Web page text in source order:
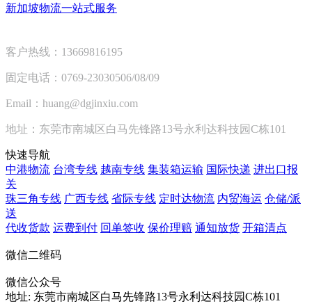
新加坡物流一站式服务
客户热线：13669816195
固定电话：0769-23030506/08/09
Email：huang@dgjinxiu.com
地址：东莞市南城区白马先锋路13号永利达科技园C栋101
快速导航
中港物流 台湾专线 越南专线 集装箱运输 国际快递 进出口报
关
珠三角专线 广西专线 省际专线 定时达物流 内贸海运 仓储/派
送
代收货款 运费到付 回单签收 保价理赔 通知放货 开箱清点
微信二维码
微信公众号
地址: 东莞市南城区白马先锋路13号永利达科技园C栋101